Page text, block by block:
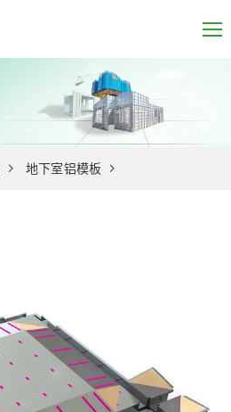
地下室铝模板